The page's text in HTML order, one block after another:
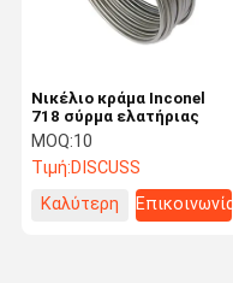
Νικέλιο κράμα Inconel
718 σύρμα ελατήριας
MOQ:10
Τιμή:DISCUSS
Καλύτερη
Επικοινωνία